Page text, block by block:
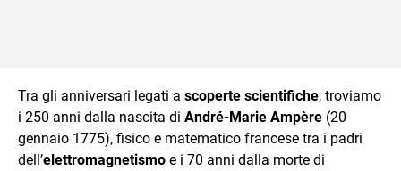
Tra gli anniversari legati a scoperte scientifiche, troviamo
i 250 anni dalla nascita di André-Marie Ampère (20
gennaio 1775), fisico e matematico francese tra i padri
dell’elettromagnetismo e i 70 anni dalla morte di